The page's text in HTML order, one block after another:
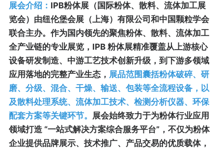
展会介绍： IPB粉体展（国际粉体、散料、流体加工展
览会）由纽伦堡会展（上海）有限公司和中国颗粒学会
联合主办。作为国内领先的聚焦粉体、散料、流体加工
全产业链的专业展览，IPB 粉体展精准覆盖从上游核心
设备研发制造、中游工艺技术创新升级，到下游多领域
应用落地的完整产业生态， 展品范围囊括粉体破碎、研
磨、分级、混合、干燥、输送、包装等全流程设备，以
及散料处理系统、流体加工技术、检测分析仪器、环保
配套方案等关键环节。 展会始终致力于为粉体行业应用
领域打造 “一站式解决方案综合服务平台”，不仅为粉体
企业提供品牌展示、技术推广、产品交易的优质载体，